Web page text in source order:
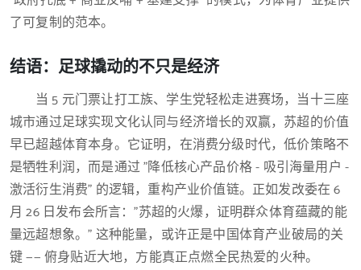
了可复制的范本。
结语：足球撬动的不只是经济
当 5 元门票让打工族、学生党轻松走进赛场，当十三座
城市通过足球实现文化认同与经济增长的双赢，苏超的价值
早已超越体育本身。它证明，在消费分级时代，低价策略不
是牺牲利润，而是通过 "降低核心产品价格 - 吸引海量用户 -
激活衍生消费" 的逻辑，重构产业价值链。正如发改委在 6
月 26 日发布会所言："苏超的火爆，证明群众体育蕴藏的能
量远超想象。" 这种能量，或许正是中国体育产业破局的关
键 —— 俯身贴近大地，方能真正点燃全民热爱的火种。